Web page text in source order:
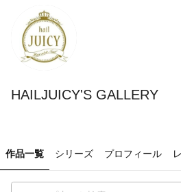
HAILJUICY'S GALLERY
作品一覧 シリーズ プロフィール